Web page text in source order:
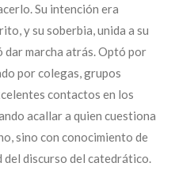
Su intención era
y su soberbia, unida a su
marcha atrás. Optó por
por colegas, grupos
contactos en los
acallar a quien cuestiona
sino con conocimiento de
del discurso del catedrático.